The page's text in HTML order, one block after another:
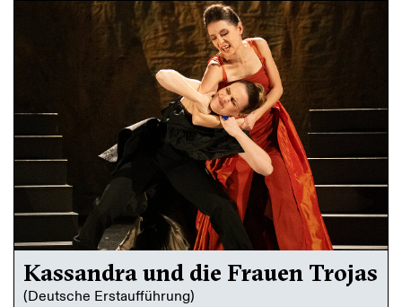
Kassandra und die Frauen Trojas
(Deutsche Erstaufführung)